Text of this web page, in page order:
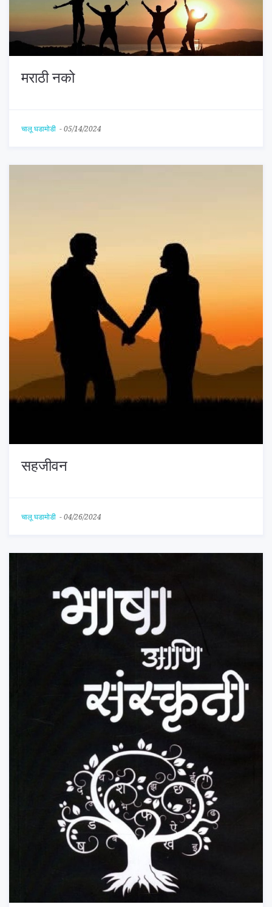
मराठी नको
चालू घडामोडी - 05/14/2024
सहजीवन
चालू घडामोडी - 04/26/2024